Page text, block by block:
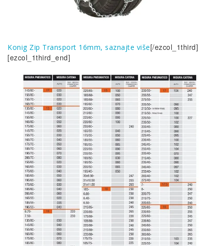
Konig Zip Transport 16mm, saznajte više[/ezcol_1third]
[ezcol_1third_end]